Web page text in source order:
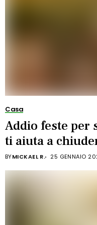
Casa
Addio feste per
ti aiuta a
BYMICKAEL R. 25 GENNAIO